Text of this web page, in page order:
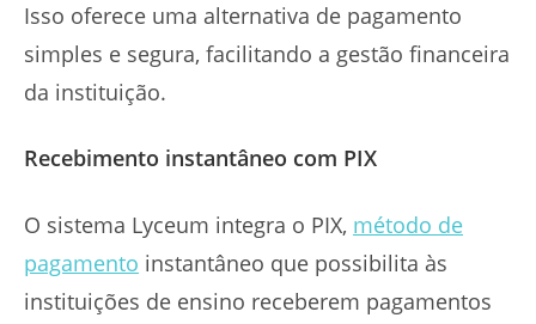
Isso oferece uma alternativa de pagamento
simples e segura, facilitando a gestão financeira
da instituição.
Recebimento instantâneo com PIX
O sistema Lyceum integra o PIX, método de
pagamento instantâneo que possibilita às
instituições de ensino receberem pagamentos